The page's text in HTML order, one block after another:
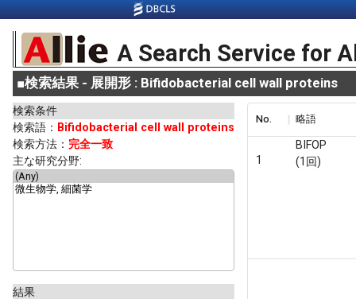
A Search Service for
■検索結果 - 展開形 : Bifidobacterial cell wall proteins
検索条件
検索語： Bifidobacterial cell wall proteins
検索方法： 完全一致
主な研究分野:
結果
No. 略語
1
BIFOP
(1回)